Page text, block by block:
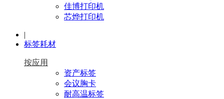
佳博打印机
芯烨打印机
|
标签耗材
按应用
资产标签
会议胸卡
耐高温标签